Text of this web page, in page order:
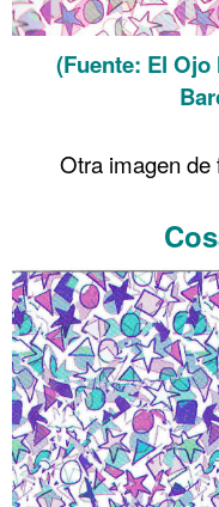
(Fuente: El
Otra imagen de